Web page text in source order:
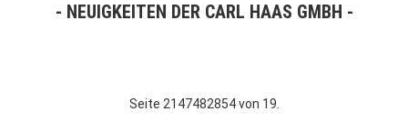
NEUIGKEITEN DER CARL HAAS GMBH
Seite 2147482854 von 19.